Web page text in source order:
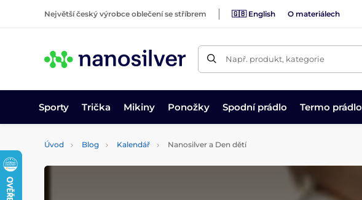
Největší český výrobce oblečení se stříbrem 🇬🇧 English O materiálech
Např. produkt, kategorie
Sporty Trička Mikiny Ponožky Spodní prádlo Termo prádlo
Úvod Blog Kalendář Nanosilver a Den dětí